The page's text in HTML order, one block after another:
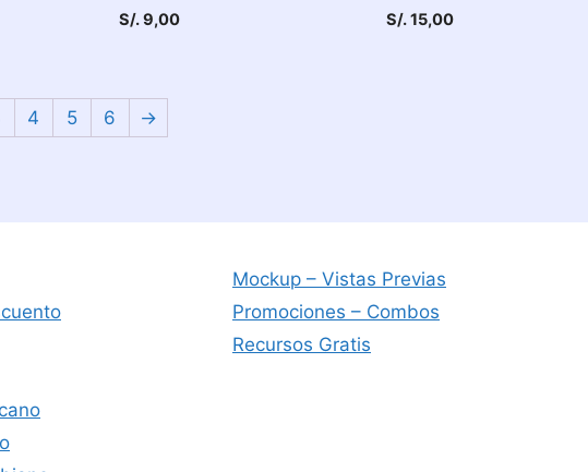
S/.9,00 S/.15,00
4 5 6 →
Mockup – Vistas Previas
Promociones – Combos
Recursos Gratis